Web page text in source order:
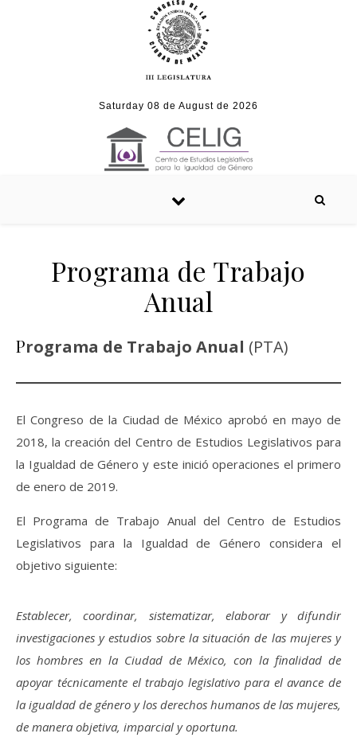
Saturday 08 de August de 2026
Programa de Trabajo
Anual
Programa de Trabajo Anual (PTA)
El Congreso de la Ciudad de México aprobó en mayo de
2018, la creación del Centro de Estudios Legislativos para
la Igualdad de Género y este inició operaciones el primero
de enero de 2019.
El Programa de Trabajo Anual del Centro de Estudios
Legislativos para la Igualdad de Género considera el
objetivo siguiente:
Establecer, coordinar, sistematizar, elaborar y difundir
investigaciones y estudios sobre la situación de las mujeres y
los hombres en la Ciudad de México, con la finalidad de
apoyar técnicamente el trabajo legislativo para el avance de
la igualdad de género y los derechos humanos de las mujeres,
de manera objetiva, imparcial y oportuna.